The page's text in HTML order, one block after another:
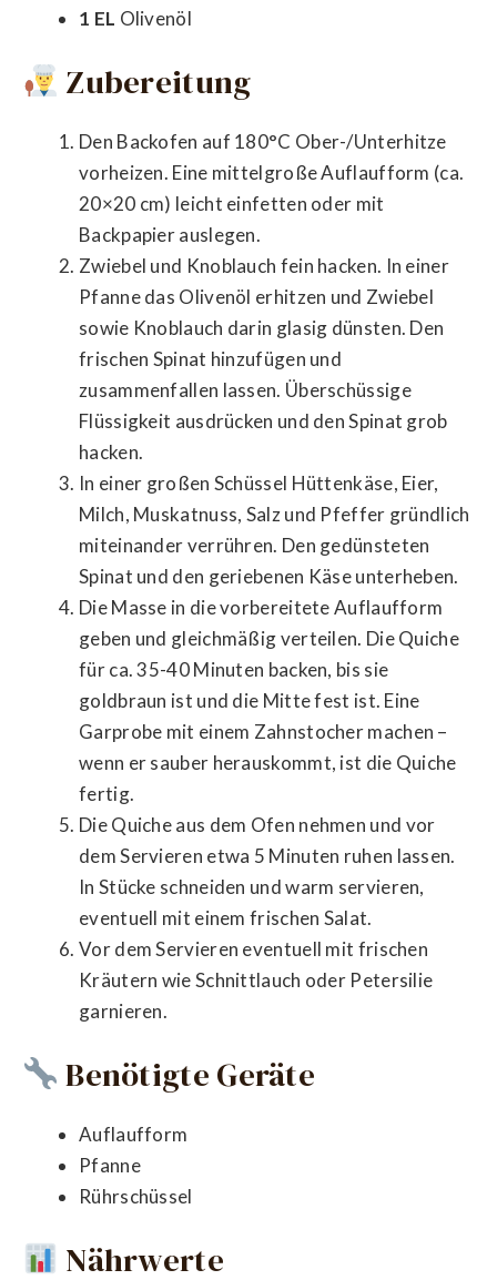
1 EL Olivenöl
Zubereitung
Den Backofen auf 180°C Ober-/Unterhitze
vorheizen. Eine mittelgroße Auflaufform (ca.
20×20 cm) leicht einfetten oder mit
Backpapier auslegen.
Zwiebel und Knoblauch fein hacken. In einer
Pfanne das Olivenöl erhitzen und Zwiebel
sowie Knoblauch darin glasig dünsten. Den
frischen Spinat hinzufügen und
zusammenfallen lassen. Überschüssige
Flüssigkeit ausdrücken und den Spinat grob
hacken.
In einer großen Schüssel Hüttenkäse, Eier,
Milch, Muskatnuss, Salz und Pfeffer gründlich
miteinander verrühren. Den gedünsteten
Spinat und den geriebenen Käse unterheben.
Die Masse in die vorbereitete Auflaufform
geben und gleichmäßig verteilen. Die Quiche
für ca. 35-40 Minuten backen, bis sie
goldbraun ist und die Mitte fest ist. Eine
Garprobe mit einem Zahnstocher machen –
wenn er sauber herauskommt, ist die Quiche
fertig.
Die Quiche aus dem Ofen nehmen und vor
dem Servieren etwa 5 Minuten ruhen lassen.
In Stücke schneiden und warm servieren,
eventuell mit einem frischen Salat.
Vor dem Servieren eventuell mit frischen
Kräutern wie Schnittlauch oder Petersilie
garnieren.
Benötigte Geräte
Auflaufform
Pfanne
Rührschüssel
Nährwerte